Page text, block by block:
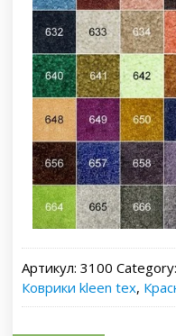
Артикул: 3100 Category:
Коврики kleen tex,